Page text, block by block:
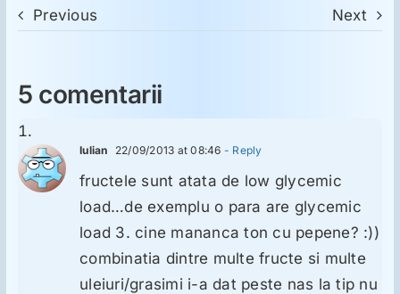
Previous Next
5 comentarii
Iulian 22/09/2013 at 08:46 - Reply
fructele sunt atata de low glycemic
load…de exemplu o para are glycemic
load 3. cine mananca ton cu pepene? :))
combinatia dintre multe fructe si multe
uleiuri/grasimi i-a dat peste nas la tip nu